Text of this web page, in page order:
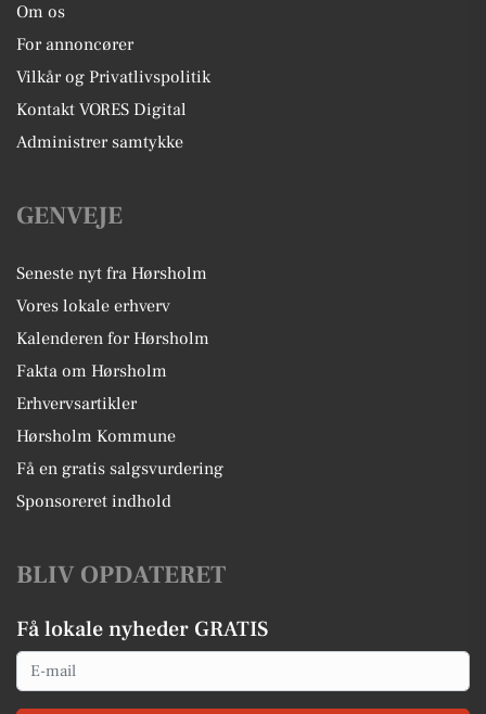
Om os
For annoncører
Vilkår og Privatlivspolitik
Kontakt VORES Digital
Administrer samtykke
GENVEJE
Seneste nyt fra Hørsholm
Vores lokale erhverv
Kalenderen for Hørsholm
Fakta om Hørsholm
Erhvervsartikler
Hørsholm Kommune
Få en gratis salgsvurdering
Sponsoreret indhold
BLIV OPDATERET
Få lokale nyheder GRATIS
Email